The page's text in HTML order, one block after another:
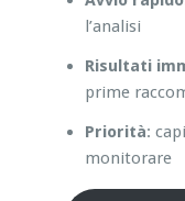
l’analisi
Risultati
prime
Priorità:
monitorare